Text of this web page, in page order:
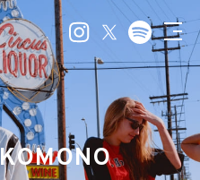
KOMONO